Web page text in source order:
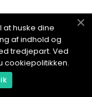
at huske dine
af indhold og
tredjepart. Ved
cookiepolitikken.